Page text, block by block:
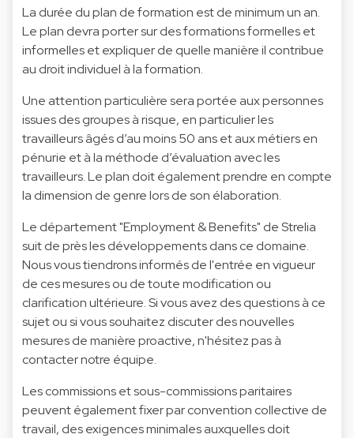
La durée du plan de formation est de minimum un an.
Le plan devra porter sur des formations formelles et
informelles et expliquer de quelle manière il contribue
au droit individuel à la formation.
Une attention particulière sera portée aux personnes
issues des groupes à risque, en particulier les
travailleurs âgés d’au moins 50 ans et aux métiers en
pénurie et à la méthode d’évaluation avec les
travailleurs. Le plan doit également prendre en compte
la dimension de genre lors de son élaboration.
Le département "Employment & Benefits" de Strelia
suit de près les développements dans ce domaine.
Nous vous tiendrons informés de l'entrée en vigueur
de ces mesures ou de toute modification ou
clarification ultérieure. Si vous avez des questions à ce
sujet ou si vous souhaitez discuter des nouvelles
mesures de manière proactive, n'hésitez pas à
contacter notre équipe.
Les commissions et sous-commissions paritaires
peuvent également fixer par convention collective de
travail, des exigences minimales auxquelles doit